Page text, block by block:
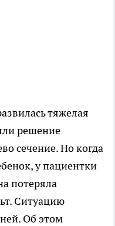
тяжелая
решение
сечение. Но когда
у пациентки
потеряла
Ситуацию
Об этом